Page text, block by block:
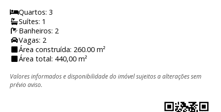
Quartos: 3
Suítes: 1
Banheiros: 2
Vagas: 2
Área construída: 260.00 m²
Área total: 440,00 m²
Valores informados e disponibilidade do imóvel sujeitos a alterações sem
prévio aviso.